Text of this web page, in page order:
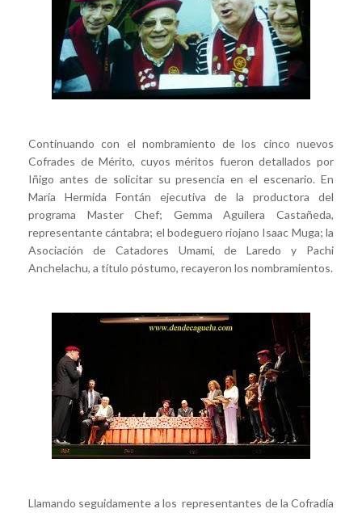
Continuando con el nombramiento de los cinco nuevos
Cofrades de Mérito, cuyos méritos fueron detallados por
Iñigo antes de solicitar su presencia en el escenario. En
María Hermida Fontán ejecutiva de la productora del
programa Master Chef; Gemma Aguilera Castañeda,
representante cántabra; el bodeguero riojano Isaac Muga; la
Asociación de Catadores Umami, de Laredo y Pachi
Anchelachu, a título póstumo, recayeron los nombramientos.
Llamando seguidamente a los representantes de la Cofradía